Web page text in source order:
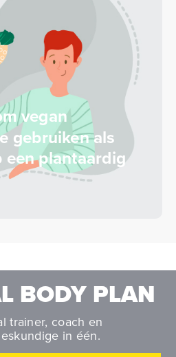
vegan
gebruiken als
plantaardig
BODY PLAN
trainer, coach en
in één.